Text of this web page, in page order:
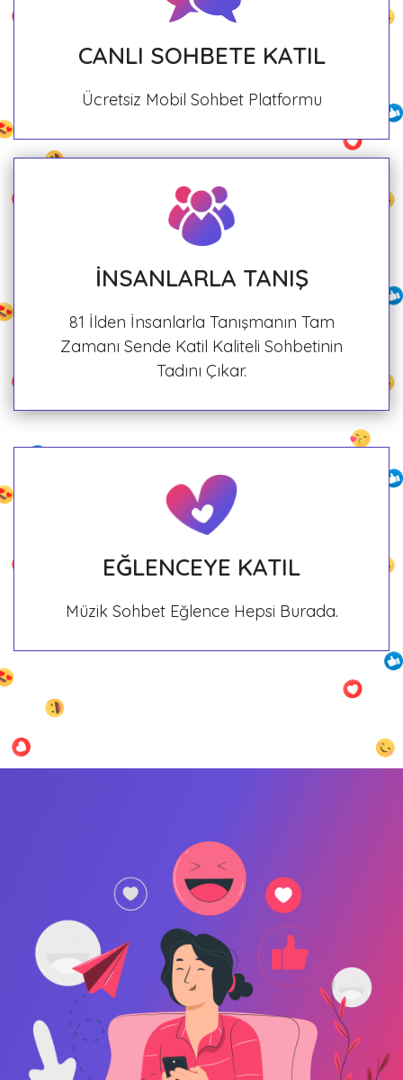
CANLI SOHBETE KATIL
Ücretsiz Mobil Sohbet Platformu
İNSANLARLA TANIŞ
81 İlden İnsanlarla Tanışmanın Tam
Zamanı Sende Katil Kaliteli Sohbetinin
Tadını Çıkar.
EĞLENCEYE KATIL
Müzik Sohbet Eğlence Hepsi Burada.